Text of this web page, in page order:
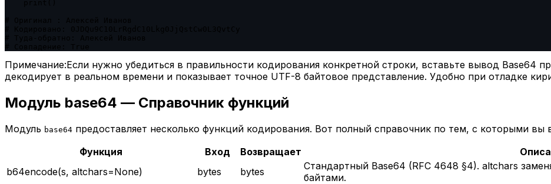
Примечание:Если нужно убедиться в правильности кодирования конкретной строки, вставьте вывод Base64
декодирует в реальном времени и показывает точное UTF-8 байтовое представление. Удобно при отладке
Модуль base64 — Справочник функций
Модуль base64 предоставляет несколько функций кодирования. Вот полный справочник по тем, с которыми вы
Функция
Вход Возвращает
b64encode(s, altchars=None)
bytes bytes
Стандартный Base64 (RFC 4648 §4). altchars
байтами.